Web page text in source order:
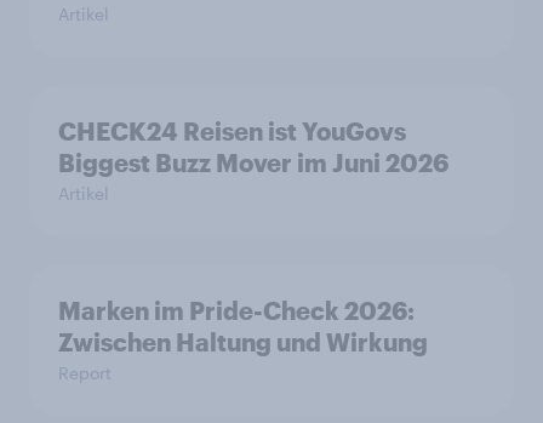
Artikel
CHECK24 Reisen ist YouGovs
Biggest Buzz Mover im Juni 2026
Artikel
Marken im Pride-Check 2026:
Zwischen Haltung und Wirkung
Report